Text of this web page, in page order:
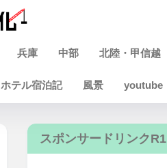
兵庫 中部 北陸・甲信越
ホテル宿泊記 風景 youtube
スポンサードリンクR1